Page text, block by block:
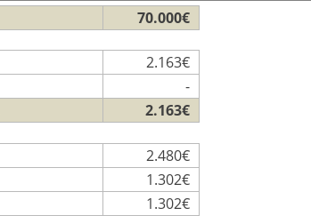
70.000€
2.163€
-
2.163€
2.480€
1.302€
1.302€